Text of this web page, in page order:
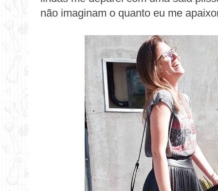
não imaginam o quanto eu me